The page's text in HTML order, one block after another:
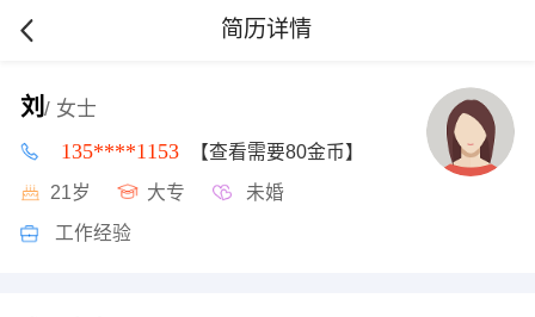
简历详情
刘 / 女士
135****1153 【查看需要80金币】
21岁 大专 未婚
工作经验